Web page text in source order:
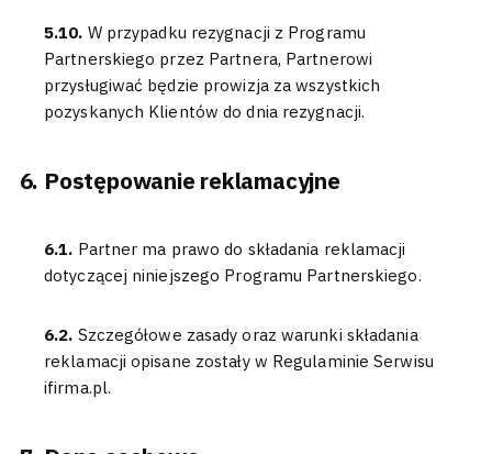
5.10. W przypadku rezygnacji z Programu
Partnerskiego przez Partnera, Partnerowi
przysługiwać będzie prowizja za wszystkich
pozyskanych Klientów do dnia rezygnacji.
Postępowanie reklamacyjne
6.1. Partner ma prawo do składania reklamacji
dotyczącej niniejszego Programu Partnerskiego.
6.2. Szczegółowe zasady oraz warunki składania
reklamacji opisane zostały w Regulaminie Serwisu
ifirma.pl.